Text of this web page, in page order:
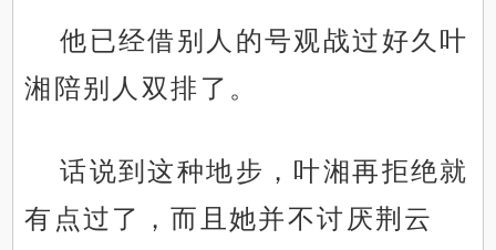
他已经借别人的号观战过好久叶
湘陪别人双排了。
话说到这种地步，叶湘再拒绝就
有点过了，而且她并不讨厌荆云